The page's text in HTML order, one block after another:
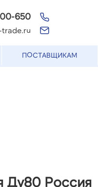
650
ПОСТАВЩИКАМ
Ду80 Россия